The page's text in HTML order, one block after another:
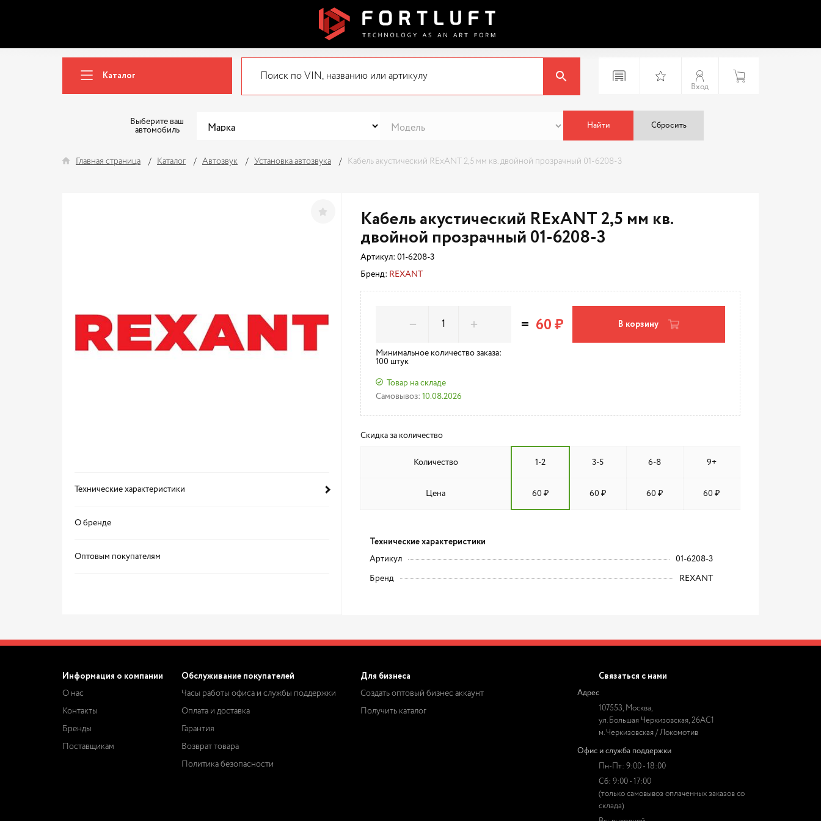
Каталог
Вход
Выберите ваш
автомобиль
Найти Сбросить
Главная страница Каталог Автозвук Установка автозвука Кабель акустический RExANT 2,5 мм кв. двойной прозрачный 01-6208-3
Технические характеристики
О бренде
Оптовым покупателям
Кабель акустический RExANT 2,5 мм кв.
двойной прозрачный 01-6208-3
Артикул: 01-6208-3
Бренд: REXANT
Минимальное количество заказа:
100 штук
Товар на складе
Самовывоз: 10.08.2026
= 60 ₽ В корзину
Скидка за количество
Количество 1-2 3-5 6-8 9+
Цена 60 ₽ 60 ₽ 60 ₽ 60 ₽
Технические характеристики
Артикул 01-6208-3
Бренд REXANT
Информация о компании
О нас
Контакты
Бренды
Поставщикам
Обслуживание покупателей
Часы работы офиса и службы поддержки
Оплата и доставка
Гарантия
Возврат товара
Политика безопасности
Для бизнеса
Создать оптовый бизнес аккаунт
Получить каталог
Связаться с нами
Адрес
107553, Москва,
ул. Большая Черкизовская, 26АС1
м. Черкизовская / Локомотив
Офис и служба поддержки
Пн-Пт: 9:00 - 18:00
Сб: 9:00 - 17:00
(только самовывоз оплаченных заказов со
склада)